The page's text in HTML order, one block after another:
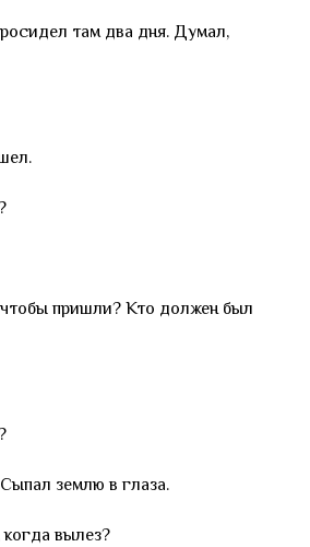
там два дня. Думал,
пришли? Кто должен был
землю в глаза.
вылез?